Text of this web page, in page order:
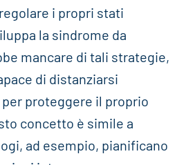
i propri stati
la sindrome da
mancare di tali strategie,
di distanziarsi
proteggere il proprio
concetto è simile a
ad esempio, pianificano